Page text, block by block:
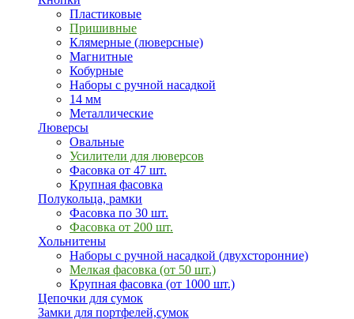
Пластиковые
Пришивные
Клямерные (люверсные)
Магнитные
Кобурные
Наборы с ручной насадкой
14 мм
Металлические
Люверсы
Овальные
Усилители для люверсов
Фасовка от 47 шт.
Крупная фасовка
Полукольца, рамки
Фасовка по 30 шт.
Фасовка от 200 шт.
Хольнитены
Наборы с ручной насадкой (двухсторонние)
Мелкая фасовка (от 50 шт.)
Крупная фасовка (от 1000 шт.)
Цепочки для сумок
Замки для портфелей,сумок